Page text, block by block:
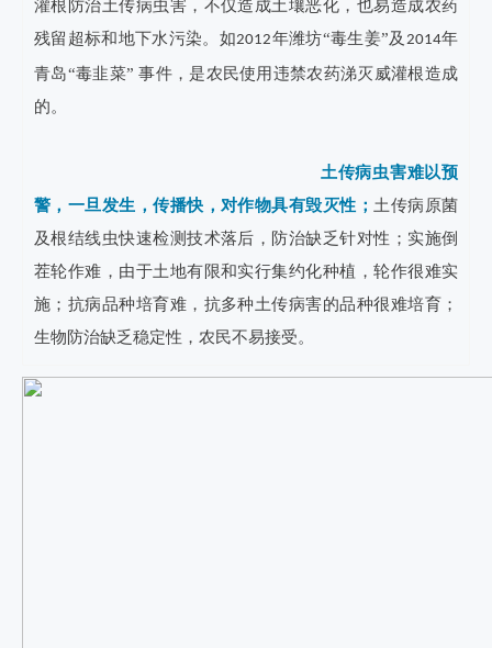
灌根防治土传病虫害，不仅造成土壤恶化，也易造成农药
残留超标和地下水污染。如2012年潍坊“毒生姜”及 2014年
青岛“毒韭菜” 事件，是农民使用违禁农药涕灭威灌根造成
的。
土传病虫害难以预
警，一旦发生，传播快，对作物具有毁灭性； 土传病原菌
及根结线虫快速检测技术落后，防治缺乏针对性；实施倒
茬轮作难，由于土地有限和实行集约化种植，轮作很难实
施；抗病品种培育难，抗多种土传病害的品种很难培育；
生物防治缺乏稳定性，农民不易接受。